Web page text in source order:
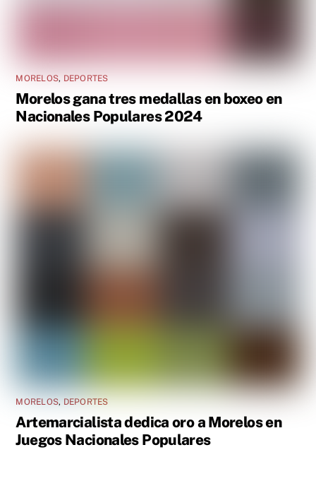
MORELOS, DEPORTES
Morelos gana tres medallas en boxeo en
Nacionales Populares 2024
MORELOS, DEPORTES
Artemarcialista dedica oro a Morelos en
Juegos Nacionales Populares